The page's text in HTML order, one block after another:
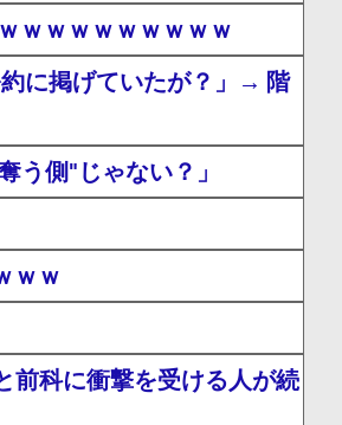
ｗｗｗｗｗｗｗｗｗ
約に掲げていたが？」→ 階
う側"じゃない？」
ｗｗ
前科に衝撃を受ける人が続